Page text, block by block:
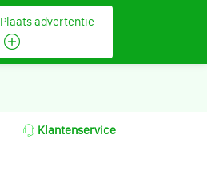
Plaats advertentie
Klantenservice